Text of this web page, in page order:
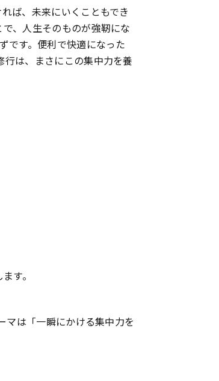
ば、未来にいくこともでき
、人生そのものが強靭にな
です。便利で快適になった
は、まさにこの集中力を養
す。
マは「一瞬にかける集中力を